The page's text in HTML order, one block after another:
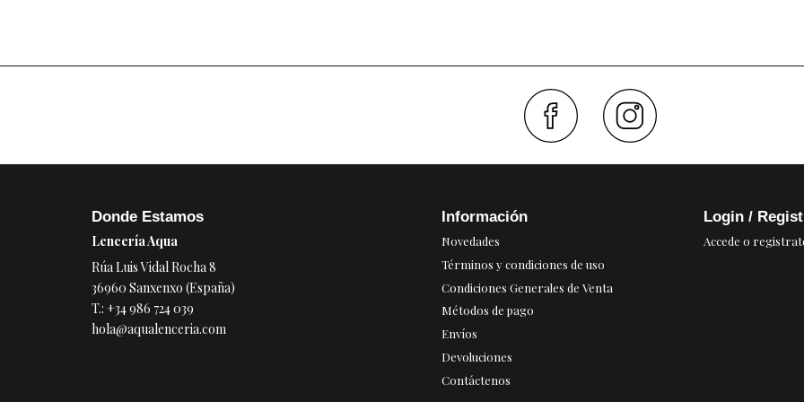
Facebook
Donde Estamos
Lencería Aqua
Rúa Luis Vidal Rocha 8
36960 Sanxenxo (España)
T.: +34 986 724 039
hola@aqualenceria.com
Información
Novedades
Términos y condiciones de uso
Condiciones Generales de Venta
Métodos de pago
Envíos
Devoluciones
Contáctenos
Login /
Accede o